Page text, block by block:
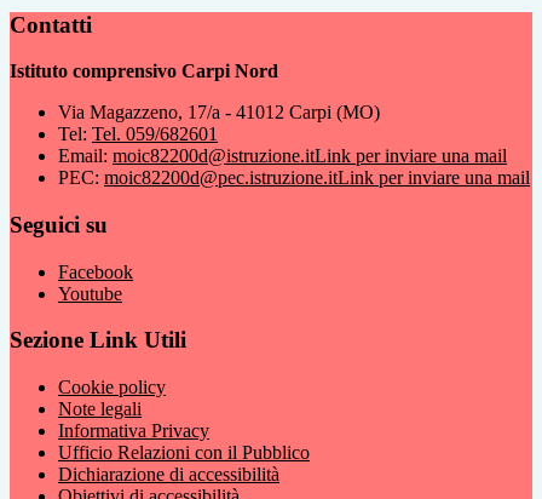
Contatti
Istituto comprensivo Carpi Nord
Via Magazzeno, 17/a - 41012 Carpi (MO)
Tel: Tel. 059/682601
Email: moic82200d@istruzione.itLink per inviare una mail
PEC: moic82200d@pec.istruzione.itLink per inviare una mail
Seguici su
Facebook
Youtube
Sezione Link Utili
Cookie policy
Note legali
Informativa Privacy
Ufficio Relazioni con il Pubblico
Dichiarazione di accessibilità